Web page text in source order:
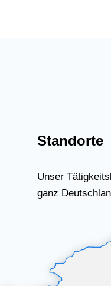
Standorte
Unser
ganz